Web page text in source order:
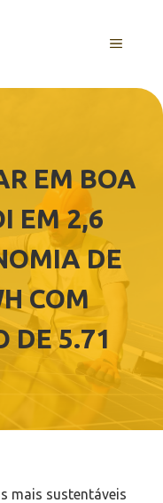
MENU
EM BOA
EM 2,6
DE
COM
DE 5.71
mais sustentáveis